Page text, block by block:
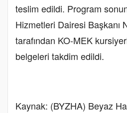
teslim edildi. Program
Hizmetleri Dairesi Başkanı
tarafından KO-MEK
belgeleri takdim edildi.
Kaynak: (BYZHA) Beyaz